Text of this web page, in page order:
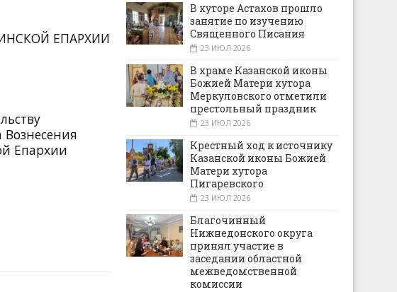
ЕПАРХИИ
Епархии
В хуторе Астахов прошло
занятие по изучению
Священного Писания
23 ИЮЛ 2026
В храме Казанской иконы
Божией Матери хутора
Меркуловского отметили
престольный праздник
23 ИЮЛ 2026
Крестный ход к источнику
Казанской иконы Божией
Матери хутора
Пигаревского
23 ИЮЛ 2026
Благочинный
Нижнедонского округа
принял участие в
заседании областной
межведомственной
комиссии